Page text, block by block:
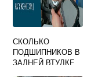
СКОЛЬКО
ПОДШИПНИКОВ В
ЗАДНЕЙ ВТУЛКЕ